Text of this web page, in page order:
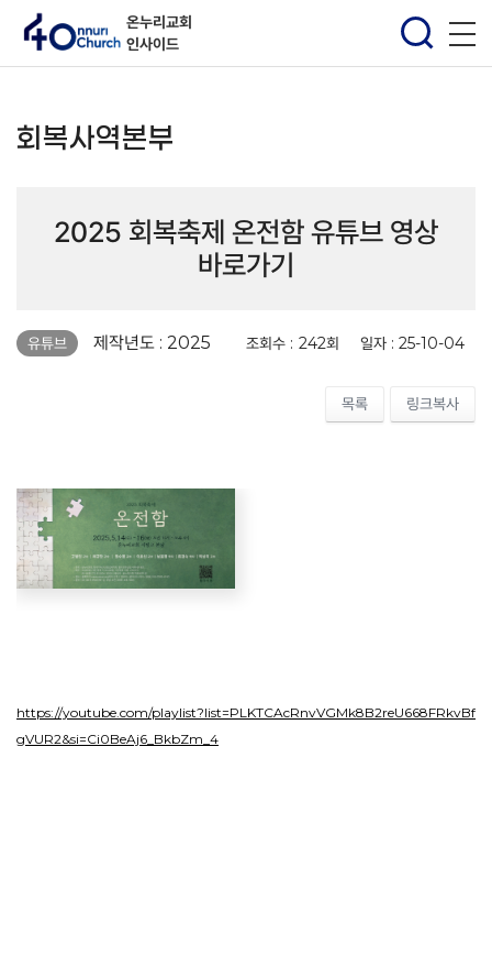
온누리교회
인사이드
회복사역본부
2025 회복축제 온전함 유튜브 영상
바로가기
유튜브 제작년도 : 2025 조회수 : 242회 일자 : 25-10-04
목록 링크복사
https://youtube.com/playlist?list=PLKTCAcRnvVGMk8B2reU668FRkvBf
gVUR2&si=Ci0BeAj6_BkbZm_4